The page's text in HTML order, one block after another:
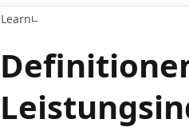
Learn